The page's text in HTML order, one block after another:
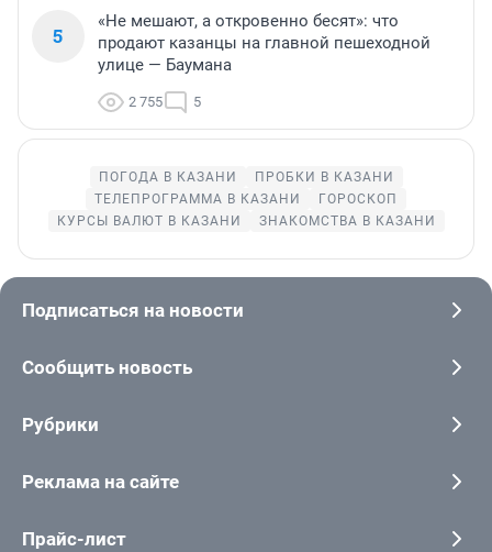
5
«Не мешают, а откровенно бесят»: что
продают казанцы на главной пешеходной
улице — Баумана
2 755 5
ПОГОДА В КАЗАНИ
ПРОБКИ В КАЗАНИ
ТЕЛЕПРОГРАММА В КАЗАНИ
ГОРОСКОП
КУРСЫ ВАЛЮТ В КАЗАНИ
ЗНАКОМСТВА В КАЗАНИ
Подписаться на новости
Сообщить новость
Рубрики
Реклама на сайте
Прайс-лист